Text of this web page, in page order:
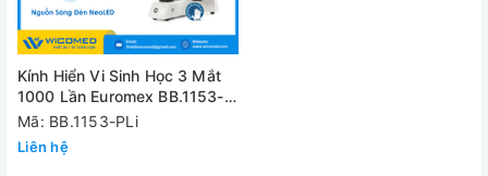
Kính Hiển Vi Sinh Học 3 Mắt
1000 Lần Euromex BB.1153-
PLi
Mã: BB.1153-PLi
Liên hệ